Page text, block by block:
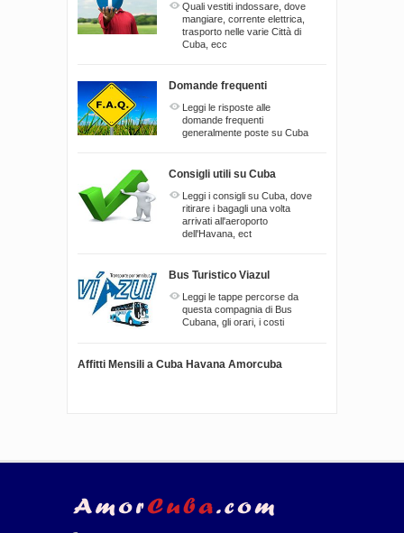
Quali vestiti indossare, dove
mangiare, corrente elettrica,
trasporto nelle varie Città di
Cuba, ecc
Domande frequenti
Leggi le risposte alle
domande frequenti
generalmente poste su Cuba
Consigli utili su Cuba
Leggi i consigli su Cuba, dove
ritirare i bagagli una volta
arrivati all'aeroporto
dell'Havana, ect
Bus Turistico Viazul
Leggi le tappe percorse da
questa compagnia di Bus
Cubana, gli orari, i costi
Affitti Mensili a Cuba Havana Amorcuba